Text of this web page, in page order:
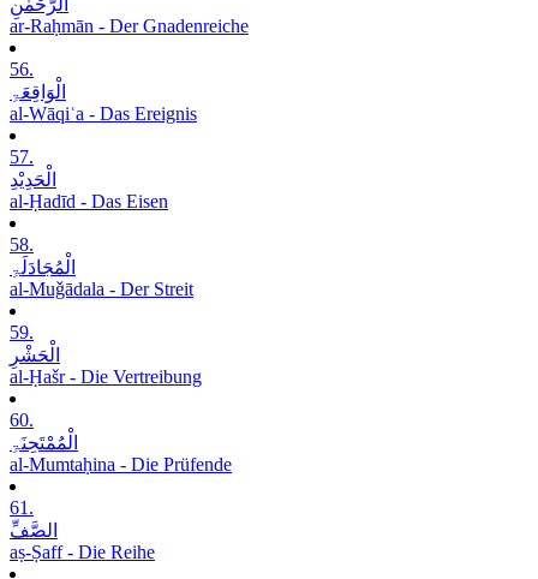
الرَّحْمٰنِ
ar-Raḥmān - Der Gnadenreiche
56.
الْوَاقِعَۃِ
al-Wāqiʿa - Das Ereignis
57.
الْحَدِیْدِ
al-Ḥadīd - Das Eisen
58.
الْمُجَادَلَۃِ
al-Muǧādala - Der Streit
59.
الْحَشْرِ
al-Ḥašr - Die Vertreibung
60.
الْمُمْتَحِنَۃِ
al-Mumtaḥina - Die Prüfende
61.
الصَّفِّ
aṣ-Ṣaff - Die Reihe